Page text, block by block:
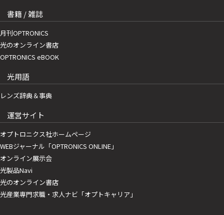
書籍 / 雑誌
月刊OPTRONICS
光のオンライン書店
OPTRONICS eBOOK
光用語
レンズ辞典＆事典
運営サイト
オプトロニクス社ホームページ
WEBジャーナル「OPTRONICS ONLINE」
オンライン展示会
光製品Navi
光のオンライン書店
光産業専門求職・求人ナビ「オプトキャリア」